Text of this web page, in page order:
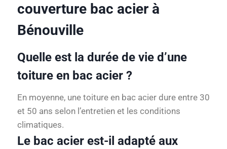
couverture bac acier à
Bénouville
Quelle est la durée de vie d’une
toiture en bac acier ?
En moyenne, une toiture en bac acier dure entre 30
et 50 ans selon l’entretien et les conditions
climatiques.
Le bac acier est-il adapté aux